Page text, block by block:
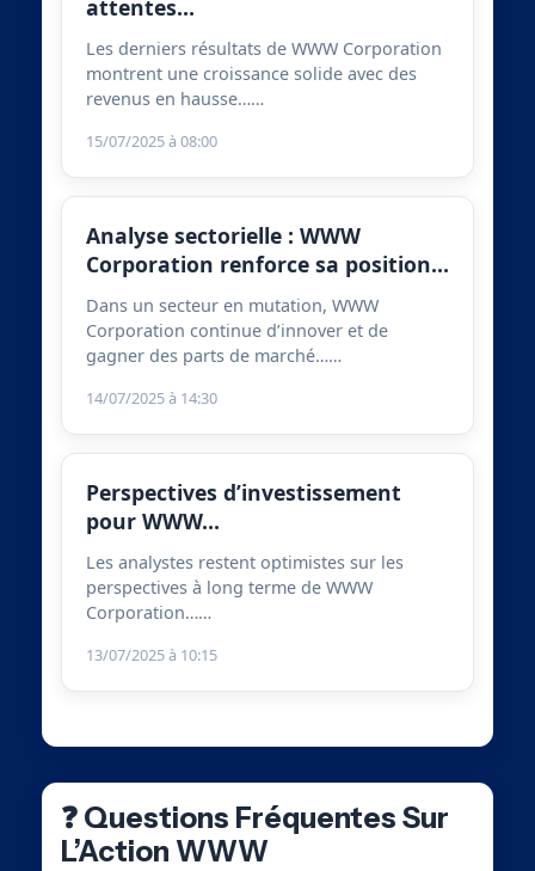
attentes…
Les derniers résultats de WWW Corporation
montrent une croissance solide avec des
revenus en hausse……
15/07/2025 à 08:00
Analyse sectorielle : WWW
Corporation renforce sa position…
Dans un secteur en mutation, WWW
Corporation continue d’innover et de
gagner des parts de marché……
14/07/2025 à 14:30
Perspectives d’investissement
pour WWW…
Les analystes restent optimistes sur les
perspectives à long terme de WWW
Corporation……
13/07/2025 à 10:15
❓ Questions Fréquentes Sur
L’Action WWW